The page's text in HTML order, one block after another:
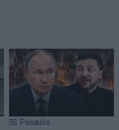
Pasaulis